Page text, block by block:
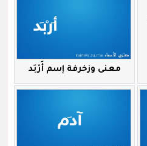
معنى وزخرفة إسم أَرْبَد